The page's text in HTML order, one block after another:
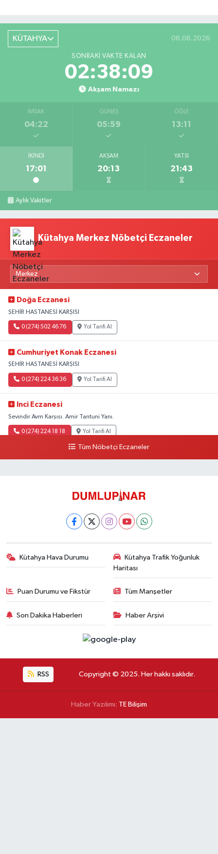
KÜTAHYA 08.08.2026
SONRAKI VAKTE KALAN
02:38:08
Akşam Namazı
İMSAK
04:22
GÜNEŞ
05:59
ÖĞLE
13:11
İKINDI
17:01
AKŞAM
20:13
YATSI
21:43
Aylık Vakitler
Kütahya Merkez Nöbetçi Eczaneler
Doğa Eczanesi
ŞEHİR HASTANESİ KARŞISI
0 (274) 502 46 76 Yol Tarifi Al
Cumhuriyet Konak Eczanesi
ŞEHİR HASTANESİ KARŞISI
0 (274) 224 36 36 Yol Tarifi Al
Inci Eczanesi
Sevindir Avm Karşısı. Amir Tantuni Yanı.
0 (274) 224 18 18 Yol Tarifi Al
Tüm Nöbetçi Eczaneler
Kütahya Hava Durumu
Kütahya Trafik Yoğunluk
Haritası
Puan Durumu ve Fikstür Tüm Manşetler
Son Dakika Haberleri Haber Arşivi
RSS Copyright © 2025. Her hakkı saklıdır.
Haber Yazılımı: TE Bilişim